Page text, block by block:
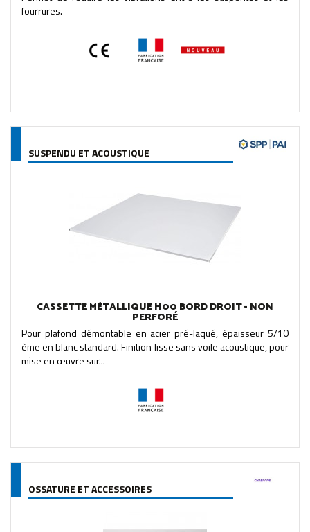
fourrures.
SUSPENDU ET ACOUSTIQUE
CASSETTE MÉTALLIQUE H00 BORD DROIT - NON
PERFORÉ
Pour plafond démontable en acier pré-laqué, épaisseur 5/10
ème en blanc standard. Finition lisse sans voile acoustique, pour
mise en œuvre sur...
OSSATURE ET ACCESSOIRES